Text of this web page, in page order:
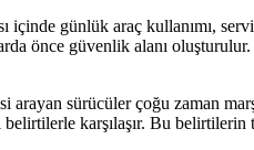
içinde günlük araç kullanımı,
önce güvenlik alanı
sürücüler çoğu zaman
belirtilerle karşılaşır. Bu